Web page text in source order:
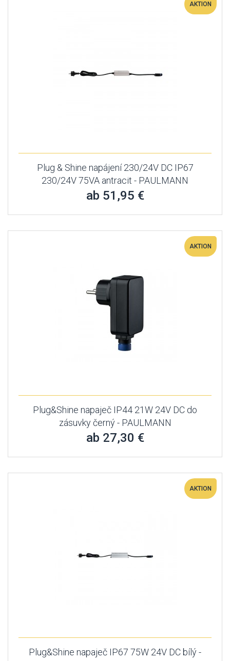
AKTION
Plug & Shine napájení 230/24V DC IP67
230/24V 75VA antracit - PAULMANN
ab 51,95 €
AKTION
Plug&Shine napaječ IP44 21W 24V DC do
zásuvky černý - PAULMANN
ab 27,30 €
AKTION
Plug&Shine napaječ IP67 75W 24V DC bílý -